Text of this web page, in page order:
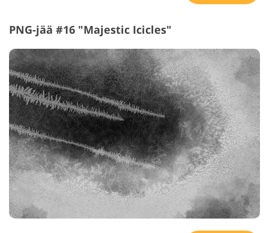
PNG-jää #16 "Majestic Icicles"